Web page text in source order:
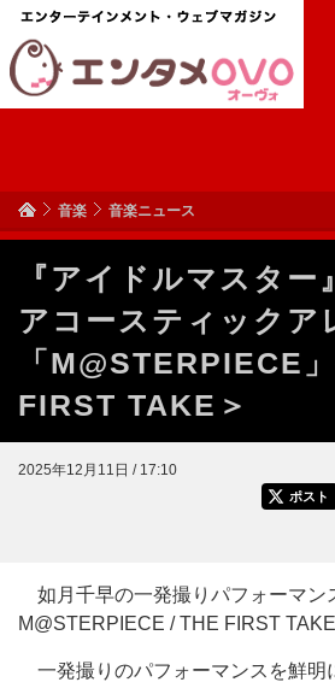
音楽 音楽ニュース
『アイドルマスター
アコースティックア
「M@STERPIECE
FIRST TAKE＞
2025年12月11日 / 17:10
ポスト
如月千早の一発撮りパフォーマン
M@STERPIECE / THE FIRST
一発撮りのパフォーマンスを鮮明